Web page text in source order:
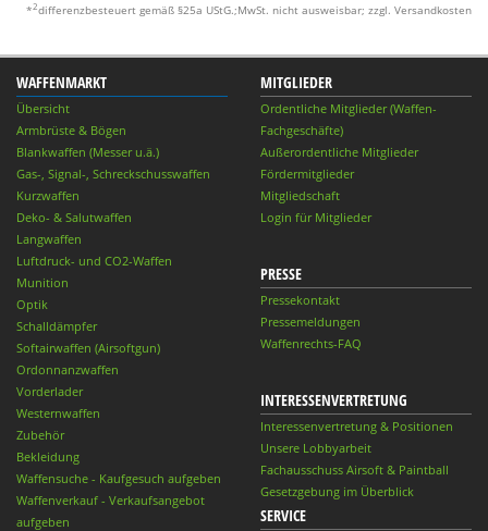
*2differenzbesteuert gemäß §25a UStG.;MwSt. nicht ausweisbar; zzgl. Versandkosten
WAFFENMARKT
Übersicht
Armbrüste & Bögen
Blankwaffen (Messer u.ä.)
Gas-, Signal-, Schreckschusswaffen
Kurzwaffen
Deko- & Salutwaffen
Langwaffen
Luftdruck- und CO2-Waffen
Munition
Optik
Schalldämpfer
Softairwaffen (Airsoftgun)
Ordonnanzwaffen
Vorderlader
Westernwaffen
Zubehör
Bekleidung
Waffensuche - Kaufgesuch aufgeben
Waffenverkauf - Verkaufsangebot
aufgeben
MITGLIEDER
Ordentliche Mitglieder (Waffen-
Fachgeschäfte)
Außerordentliche Mitglieder
Fördermitglieder
Mitgliedschaft
Login für Mitglieder
PRESSE
Pressekontakt
Pressemeldungen
Waffenrechts-FAQ
INTERESSENVERTRETUNG
Interessenvertretung & Positionen
Unsere Lobbyarbeit
Fachausschuss Airsoft & Paintball
Gesetzgebung im Überblick
SERVICE